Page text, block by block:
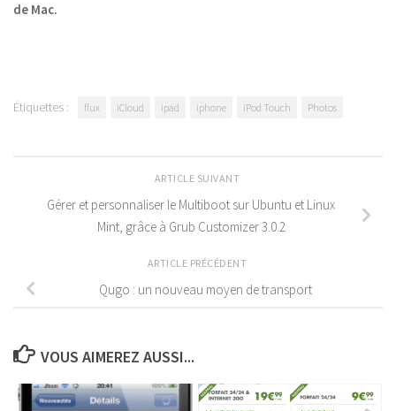
de Mac.
Étiquettes : flux iCloud ipad iphone iPod Touch Photos
ARTICLE SUIVANT
Gérer et personnaliser le Multiboot sur Ubuntu et Linux
Mint, grâce à Grub Customizer 3.0.2
ARTICLE PRÉCÉDENT
Qugo : un nouveau moyen de transport
VOUS AIMEREZ AUSSI...